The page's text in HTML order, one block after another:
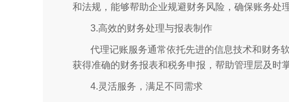
和法规，能够帮助企业规避财务风险，确保账务处
3.高效的财务处理与报表制作
代理记账服务通常依托先进的信息技术和财务
获得准确的财务报表和税务申报，帮助管理层及时
4.灵活服务，满足不同需求